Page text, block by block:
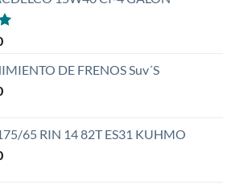
DE FRENOS Suv´S
65 RIN 14 82T ES31 KUHMO